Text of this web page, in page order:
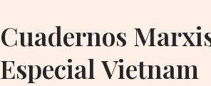
Cuadernos
Especial Vietnam